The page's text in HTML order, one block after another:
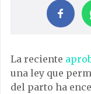
La reciente
una ley que
del parto ha